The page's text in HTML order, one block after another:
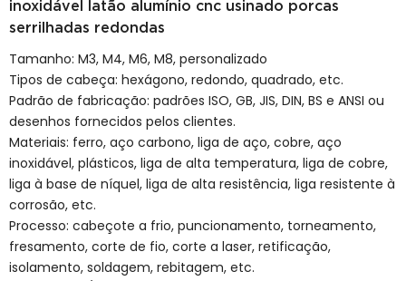
inoxidável latão alumínio cnc usinado porcas
serrilhadas redondas
Tamanho: M3, M4, M6, M8, personalizado
Tipos de cabeça: hexágono, redondo, quadrado, etc.
Padrão de fabricação: padrões ISO, GB, JIS, DIN, BS e ANSI ou
desenhos fornecidos pelos clientes.
Materiais: ferro, aço carbono, liga de aço, cobre, aço
inoxidável, plásticos, liga de alta temperatura, liga de cobre,
liga à base de níquel, liga de alta resistência, liga resistente à
corrosão, etc.
Processo: cabeçote a frio, puncionamento, torneamento,
fresamento, corte de fio, corte a laser, retificação,
isolamento, soldagem, rebitagem, etc.